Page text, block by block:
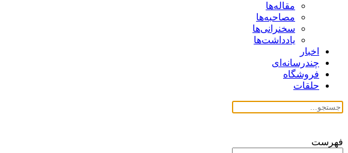
مقاله‌ها
مصاحبه‌ها
سخنرانی‌ها
یادداشت‌ها
اخبار
چندرسانه‌ای
فروشگاه
حلقات
فهرست